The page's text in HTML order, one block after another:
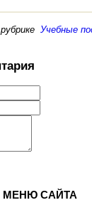
Учебные
МЕНЮ САЙТА